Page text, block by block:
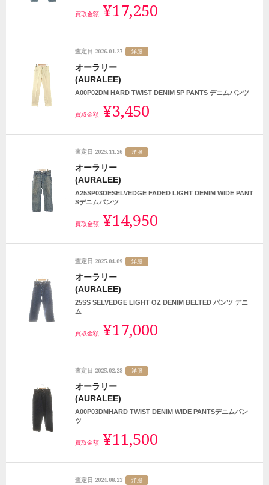
買取金額 ¥17,250
査定日 2026.01.27 洋服
オーラリー
(AURALEE)
A00P02DM HARD TWIST DENIM 5P PANTS デニムパンツ
買取金額 ¥3,450
査定日 2025.11.26 洋服
オーラリー
(AURALEE)
A25SP03DESELVEDGE FADED LIGHT DENIM WIDE PANT
Sデニムパンツ
買取金額 ¥14,950
査定日 2025.04.09 洋服
オーラリー
(AURALEE)
25SS SELVEDGE LIGHT OZ DENIM BELTED パンツ デニ
ム
買取金額 ¥17,000
査定日 2025.02.28 洋服
オーラリー
(AURALEE)
A00P03DMHARD TWIST DENIM WIDE PANTSデニムパン
ツ
買取金額 ¥11,500
査定日 2024.08.23 洋服